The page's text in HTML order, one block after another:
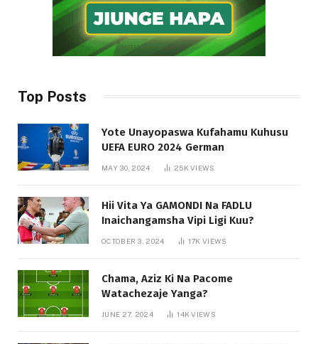
Top Posts
Yote Unayopaswa Kufahamu Kuhusu
UEFA EURO 2024 German
MAY 30, 2024 25KVIEWS
Hii Vita Ya GAMONDI Na FADLU
Inaichangamsha Vipi Ligi Kuu?
OCTOBER 3, 2024 17KVIEWS
Chama, Aziz Ki Na Pacome
Watachezaje Yanga?
JUNE 27, 2024 14KVIEWS